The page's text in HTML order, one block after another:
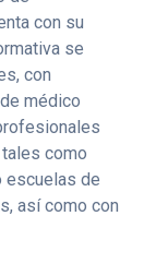
con su
se
con
médico
como
escuelas de
así como con